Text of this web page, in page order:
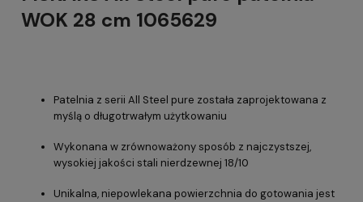
WOK 28 cm 1065629
Patelnia z serii All Steel pure została zaprojektowana z
myślą o długotrwałym użytkowaniu
Wykonana w zrównoważony sposób z najczystszej,
wysokiej jakości stali nierdzewnej 18/10
Unikalna, niepowlekana powierzchnia do gotowania jest